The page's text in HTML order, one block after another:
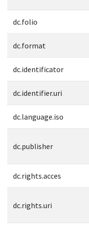
dc.folio
dc.format
dc.identificator
dc.identifier.uri
dc.language.iso
dc.publisher
dc.rights.acces
dc.rights.uri